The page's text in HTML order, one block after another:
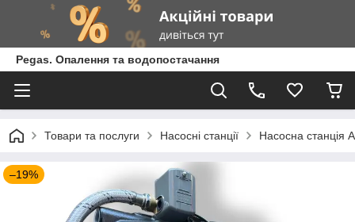
Pegas. Опалення та водопостачання
Товари та послуги Насосні станції Насосна станція
–19%